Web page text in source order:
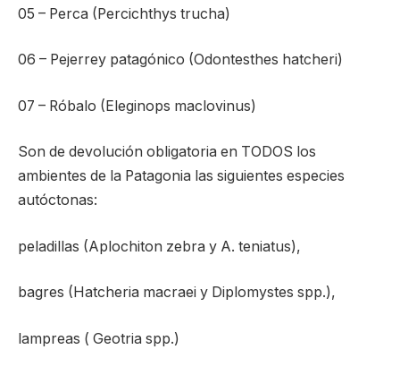
05 – Perca (Percichthys trucha)
06 – Pejerrey patagónico (Odontesthes hatcheri)
07 – Róbalo (Eleginops maclovinus)
Son de devolución obligatoria en TODOS los
ambientes de la Patagonia las siguientes especies
autóctonas:
peladillas (Aplochiton zebra y A. teniatus),
bagres (Hatcheria macraei y Diplomystes spp.),
lampreas ( Geotria spp.)